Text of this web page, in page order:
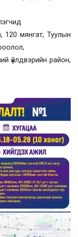
120 мянгат, Туулын
үйлдвэрийн район,